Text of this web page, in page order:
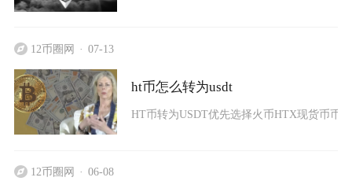
12币圈网 07-13
ht币怎么转为usdt
HT币转为USDT优先选择火币HTX现货币币
12币圈网 06-08